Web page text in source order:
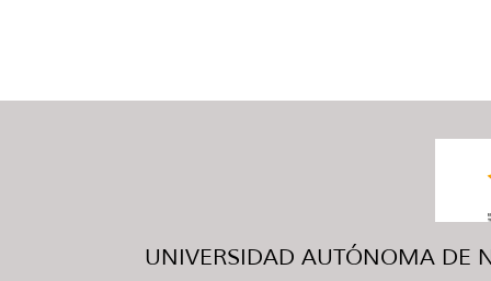
UNIVERSIDAD AUTÓNOMA DE